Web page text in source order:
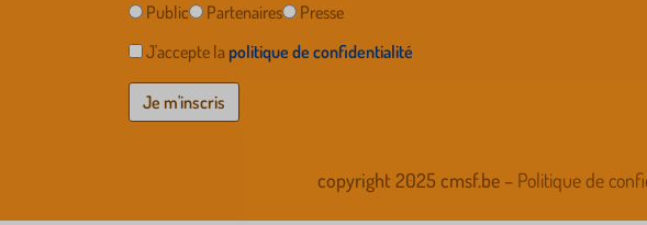
Public Partenaires
Presse
J'accepte la politique de confidentialité
copyright 2025 cmsf.be – Politique de